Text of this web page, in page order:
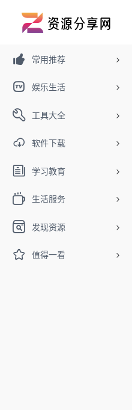
常用推荐
娱乐生活
工具大全
软件下载
学习教育
生活服务
发现资源
值得一看